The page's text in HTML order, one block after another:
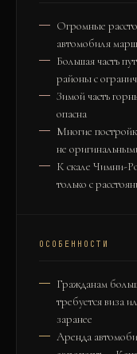
Огромные
автомобиля
Большая часть
районы с
Зимой часть
опасна
Многие
не
К скале Чимни-
только с
ОСОБЕННОСТИ
Гражданам
требуется виза
заранее
Аренда